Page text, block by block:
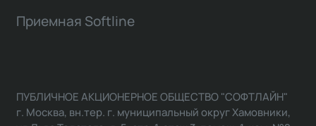
Приемная Softline
ПУБЛИЧНОЕ АКЦИОНЕРНОЕ ОБЩЕСТВО "СОФТЛАЙН"
г. Москва, вн.тер. г. муниципальный округ Хамовники,